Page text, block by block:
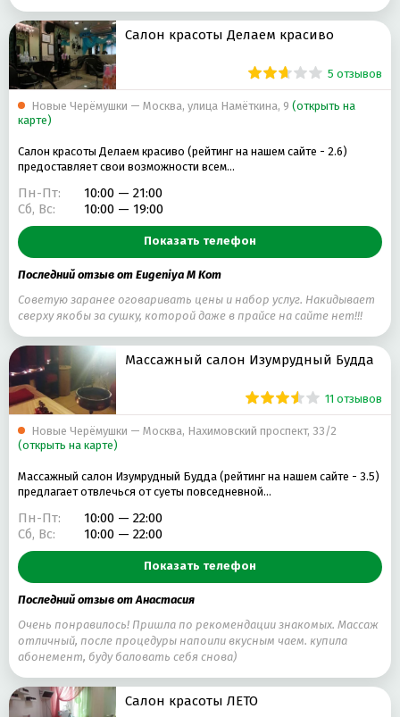
Салон красоты Делаем красиво
5 отзывов
Новые Черёмушки — Москва, улица Намёткина, 9 (открыть на
карте)
Салон красоты Делаем красиво (рейтинг на нашем сайте - 2.6)
предоставляет свои возможности всем…
Пн-Пт:
10:00 — 21:00
Сб, Вс:
10:00 — 19:00
Показать телефон
Последний отзыв от Eugeniya M Kom
Советую заранее оговаривать цены и набор услуг. Накидывает
сверху якобы за сушку, которой даже в прайсе на сайте нет!!!
Массажный салон Изумрудный Будда
11 отзывов
Новые Черёмушки — Москва, Нахимовский проспект, 33/2
(открыть на карте)
Массажный салон Изумрудный Будда (рейтинг на нашем сайте - 3.5)
предлагает отвлечься от суеты повседневной…
Пн-Пт:
10:00 — 22:00
Сб, Вс:
10:00 — 22:00
Показать телефон
Последний отзыв от Анастасия
Очень понравилось! Пришла по рекомендации знакомых. Массаж
отличный, после процедуры напоили вкусным чаем. купила
абонемент, буду баловать себя снова)
Салон красоты ЛЕТО